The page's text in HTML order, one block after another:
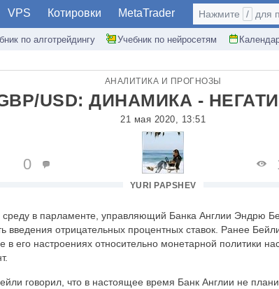
VPS Котировки MetaTrader
по алготрейдингу Учебник по нейросетям
Нажмите / для
АНАЛИТИКА И ПРОГНОЗЫ
USD: ДИНАМИКА -
21 мая 2020, 13:51
YURI PAPSHEV
0
в парламенте, управляющий Банка Англии Эндрю
введения отрицательных процентных ставок. Ранее
в его настроениях относительно монетарной политики
говорил, что в настоящее время Банк Англии не